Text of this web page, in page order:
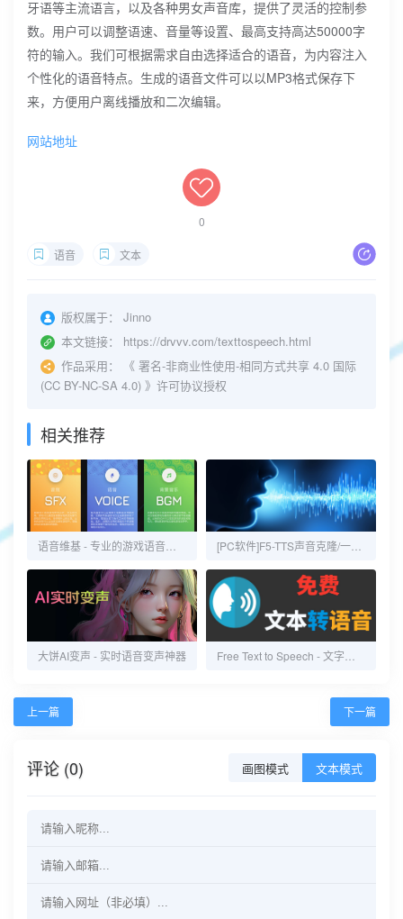
牙语等主流语言，以及各种男女声音库，提供了灵活的控制参
数。用户可以调整语速、音量等设置、最高支持高达50000字
符的输入。我们可根据需求自由选择适合的语音，为内容注入
个性化的语音特点。生成的语音文件可以以MP3格式保存下
来，方便用户离线播放和二次编辑。
网站地址
0
语音 文本
版权属于：
Jinno
本文链接：
https://drvvv.com/texttospeech.html
作品采用：
《 署名-非商业性使用-相同方式共享 4.0 国际
(CC BY-NC-SA 4.0) 》许可协议授权
相关推荐
大饼AI变声 - 实时语音变声神器
上一篇 下一篇
评论 (0) 画图模式 文本模式